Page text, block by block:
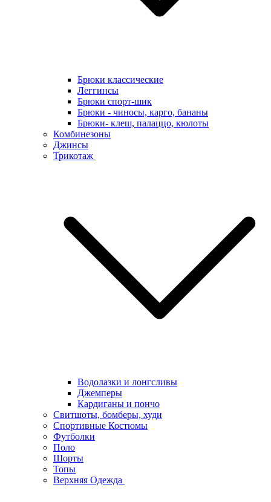
Брюки классические
Леггинсы
Брюки спорт-шик
Брюки - чиносы, карго, бананы
Брюки- клеш, палаццо, кюлоты
Комбинезоны
Джинсы
Трикотаж
Водолазки и лонгсливы
Джемперы
Кардиганы и пончо
Свитшоты, бомберы, худи
Спортивные Костюмы
Футболки
Поло
Шорты
Топы
Верхняя Одежда